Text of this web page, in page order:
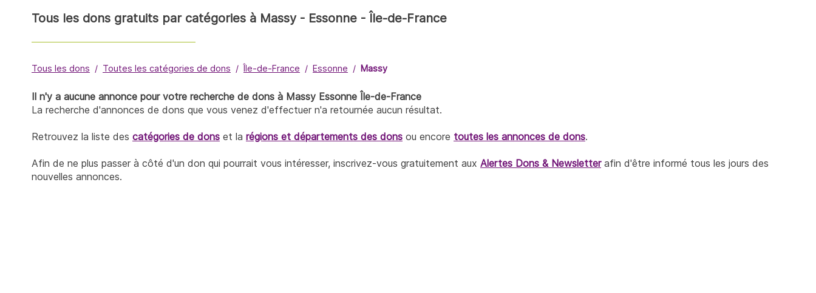
Tous les dons gratuits par catégories à Massy - Essonne - Île-de-France
Tous les dons Toutes les catégories de dons Île-de-France Essonne Massy
Il n'y a aucune annonce pour votre recherche de dons à Massy Essonne Île-de-France
La recherche d'annonces de dons que vous venez d'effectuer n'a retournée aucun résultat.
Retrouvez la liste des catégories de dons et la régions et départements des dons ou encore toutes les annonces de dons.
Afin de ne plus passer à côté d'un don qui pourrait vous intéresser, inscrivez-vous gratuitement aux Alertes Dons & Newsletterafin d'être informé tous les jours des
nouvelles annonces.